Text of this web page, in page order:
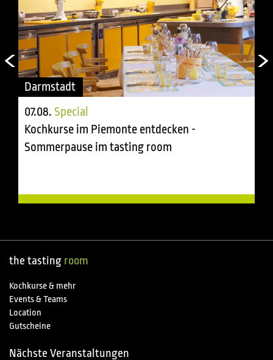
Darmstadt
07.08. Special
Kochkurse im Piemonte entdecken -
Sommerpause im tasting room
the tasting room
Kochkurse & mehr
Events & Teams
Location
Gutscheine
Nächste Veranstaltungen